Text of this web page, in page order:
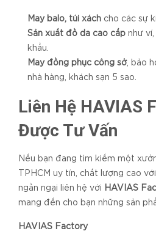
May balo, túi xách cho các sự
Sản xuất đồ da cao cấp như
khẩu.
May đồng phục công sở, bảo
nhà hàng, khách sạn 5 sao.
Liên Hệ HAVIAS
Được Tư Vấn
Nếu bạn đang tìm kiếm một
TPHCM uy tín, chất lượng cao
ngần ngại liên hệ với
HAVIAS
mang đến cho bạn những sản
HAVIAS Factory